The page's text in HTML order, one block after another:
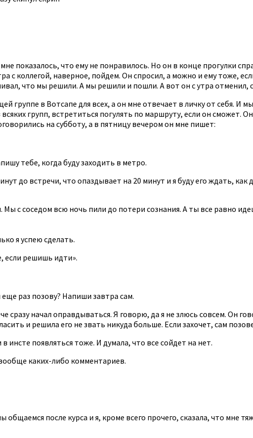
показалось, что ему не понравилось. Но он в конце прогулки
с коллегой, наверное, пойдем. Он спросил, а можно и ему тоже,
что мы решили. А мы решили и пошли. А вот он с утра отменил,
группе в Вотсапе для всех, а он мне отвечает в личку от себя. И
групп, встретиться погулять по маршруту, если он сможет.
на субботу, а в пятницу вечером он мне пишет:
тебе, когда буду заходить в метро.
до встречи, что опаздывает на 20 минут и я буду его ждать, как
с соседом всю ночь пили до потери сознания. А ты все равно
я успею сделать.
если решишь идти».
раз позову? Напиши завтра сам.
сразу начал оправдываться. Я говорю, да я не злюсь совсем. Он
и решила его не звать никуда больше. Если захочет, сам
появляться тоже. И думала, что все сойдет на нет.
каких-либо комментариев.
после курса и я, кроме всего прочего, сказала, что мне